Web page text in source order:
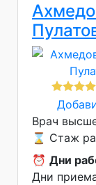
Врач
⌛ Стаж
⏰ Дни
Дни